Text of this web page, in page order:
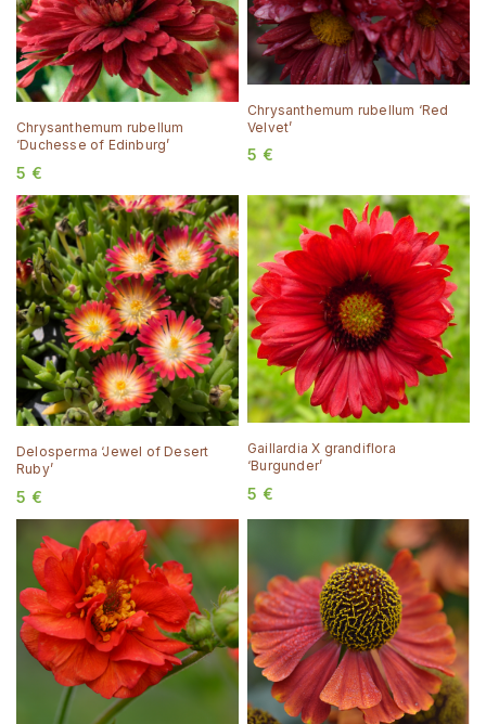
Chrysanthemum rubellum
‘Duchesse of Edinburg’
5 €
Chrysanthemum rubellum ‘Red
Velvet’
5 €
Delosperma ‘Jewel of Desert
Ruby’
5 €
Gaillardia X grandiflora
‘Burgunder’
5 €